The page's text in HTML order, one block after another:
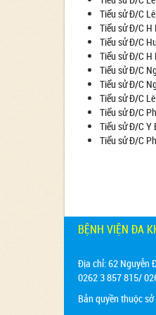
Tiểu sử Đ/C
Tiểu sử Đ/C H
Tiểu sử Đ/C
Tiểu sử Đ/C H
Tiểu sử Đ/C
Tiểu sử Đ/C
Tiểu sử Đ/C
Tiểu sử Đ/C
Tiểu sử Đ/C Y
Tiểu sử Đ/C
BỆNH VIỆN ĐA
Địa chỉ:62 Nguyễn
0262 3 857 815/
Bản quyền thuộc